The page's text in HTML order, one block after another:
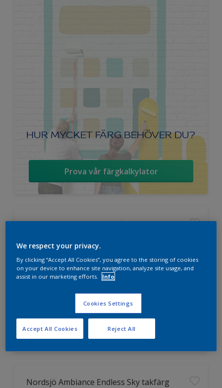
HUR MYCKET FÄRG BEHÖVER DU?
Prova vår färgkalkylator
Nordsjö Ambiance Superfinish Matt
Helmatt
Hög kulörbeständighet
Tvättbar
Jämföra
Nordsjö Ambiance Endless Sky takfärg
We respect your privacy.
By clicking “Accept All Cookies”, you agree to the storing of cookies
on your device to enhance site navigation, analyze site usage, and
assist in our marketing efforts.
Info
Cookies Settings
Reject All
Accept All Cookies